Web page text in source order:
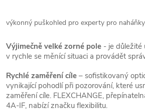
výkonný puškohled pro experty pro naháňky
Výjimečně velké zorné pole - je důležité
v rychle se měnící situaci a provádět
Rychlé zaměření cíle – sofistikovaný
vynikající pohodlí při pozorování, které
zaměření cíle. FLEXCHANGE,
4A-IF, nabízí značku flexibilitu.